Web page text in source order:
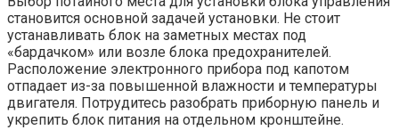
становится основной задачей установки. Не стоит
устанавливать блок на заметных местах под
«бардачком» или возле блока предохранителей.
Расположение электронного прибора под капотом
отпадает из-за повышенной влажности и температуры
двигателя. Потрудитесь разобрать приборную панель и
укрепить блок питания на отдельном кронштейне.